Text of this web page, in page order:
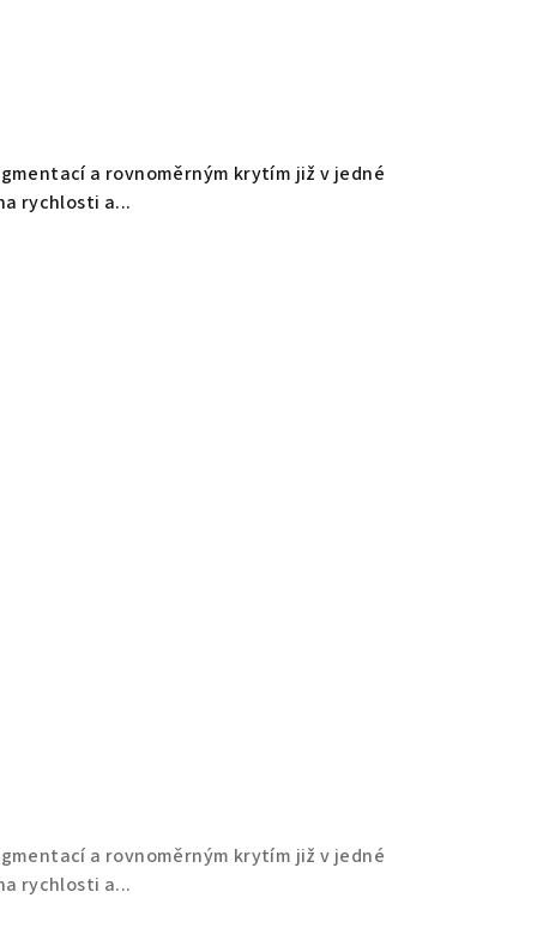
a rovnoměrným krytím již v jedné
rychlosti a...
a rovnoměrným krytím již v jedné
rychlosti a...